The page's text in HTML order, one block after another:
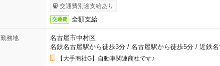
交通費別途支給あり
交通費 全額支給
勤務地
名古屋市中村区
名鉄名古屋駅から徒歩3分/ 名古屋駅から徒歩5分/ 近鉄
【大手商社G】自動車関連商社です♪